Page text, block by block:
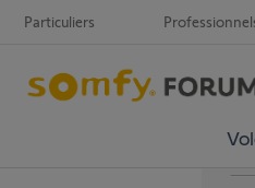
Particuliers